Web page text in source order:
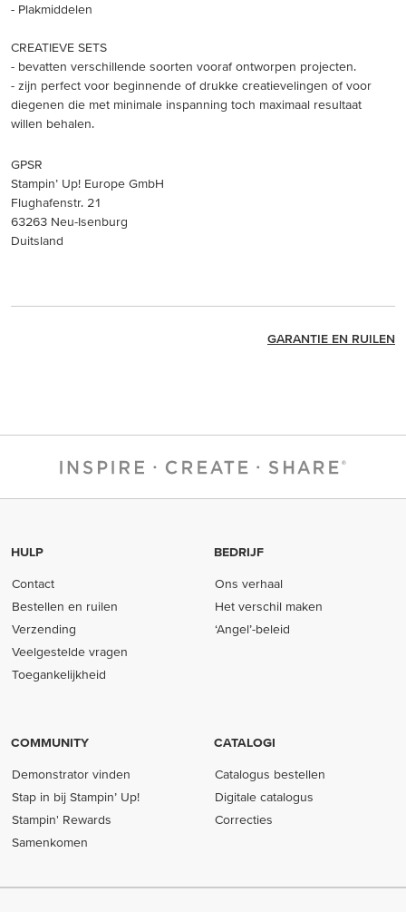
- Plakmiddelen
CREATIEVE SETS
- bevatten verschillende soorten vooraf ontworpen projecten.
- zijn perfect voor beginnende of drukke creatievelingen of voor
diegenen die met minimale inspanning toch maximaal resultaat
willen behalen.
GPSR
Stampin’ Up! Europe GmbH
Flughafenstr. 21
63263 Neu-Isenburg
Duitsland
GARANTIE EN RUILEN
HULP
Contact
Bestellen en ruilen
Verzending
Veelgestelde vragen
Toegankelijkheid
BEDRIJF
Ons verhaal
Het verschil maken
‘Angel’-beleid
COMMUNITY
Demonstrator vinden
Stap in bij Stampin’ Up!
Stampin' Rewards
Samenkomen
CATALOGI
Catalogus bestellen
Digitale catalogus
Correcties